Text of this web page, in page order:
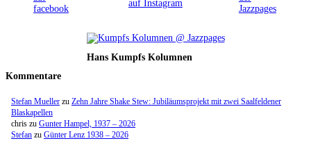
Hans Kumpfs Kolumnen
Kommentare
Stefan Mueller zu Zehn Jahre Shake Stew: Jubiläumsprojekt mit zwei Saalfeldener
Blaskapellen
chris zu Gunter Hampel, 1937 – 2026
Stefan zu Günter Lenz 1938 – 2026